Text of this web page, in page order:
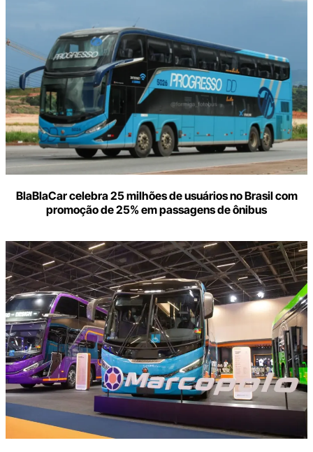
BlaBlaCar celebra 25 milhões de usuários no Brasil com
promoção de 25% em passagens de ônibus